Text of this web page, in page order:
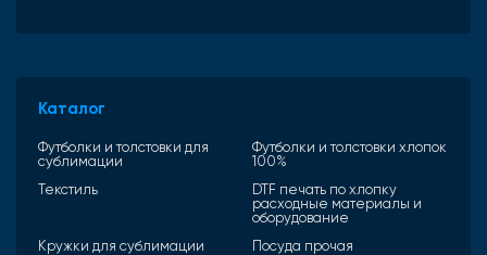
Каталог
Футболки и толстовки для
сублимации
Футболки и толстовки хлопок
100%
Текстиль
DTF печать по хлопку
расходные материалы и
оборудование
Кружки для сублимации
Посуда прочая